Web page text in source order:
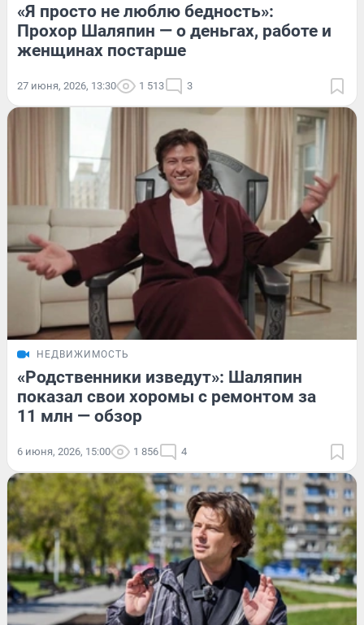
«Я просто не люблю бедность»:
Прохор Шаляпин — о деньгах, работе и
женщинах постарше
27 июня, 2026, 13:30 1 513 3
НЕДВИЖИМОСТЬ
«Родственники изведут»: Шаляпин
показал свои хоромы с ремонтом за
11 млн — обзор
6 июня, 2026, 15:00 1 856 4